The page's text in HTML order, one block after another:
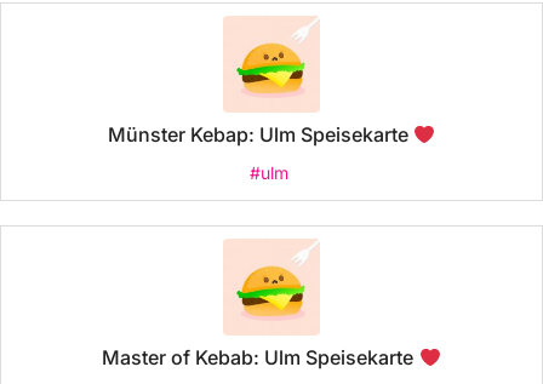
Münster Kebap: Ulm Speisekarte
#ulm
Master of Kebab: Ulm Speisekarte